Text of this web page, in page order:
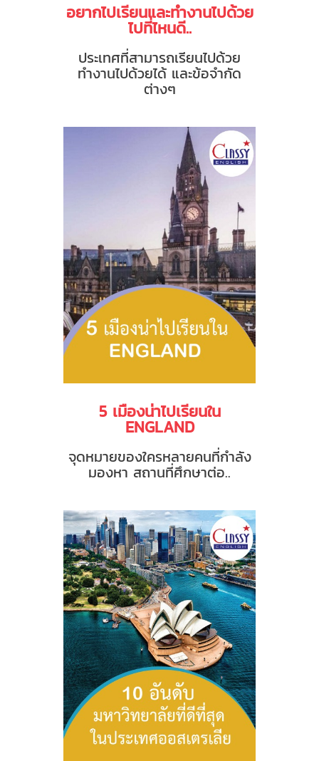
อยากไปเรียนและทำงานไปด้วย
ไปที่ไหนดี..
ประเทศที่สามารถเรียนไปด้วย
ทำงานไปด้วยได้ และข้อจำกัด
ต่างๆ
5 เมืองน่าไปเรียนใน
ENGLAND
จุดหมายของใครหลายคนที่กำลัง
มองหา สถานที่ศึกษาต่อ..